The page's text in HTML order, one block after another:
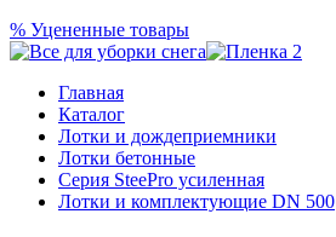
% Уцененные товары
Главная
Каталог
Лотки и дождеприемники
Лотки бетонные
Серия SteePro усиленная
Лотки и комплектующие DN 500